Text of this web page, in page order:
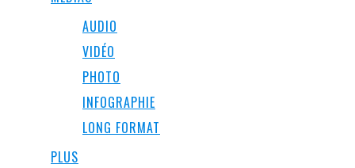
AUDIO
VIDÉO
PHOTO
INFOGRAPHIE
LONG FORMAT
PLUS